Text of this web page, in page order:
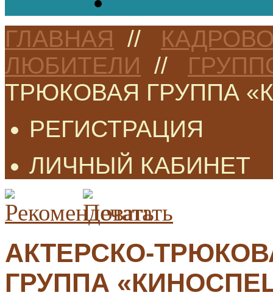
ГЛАВНАЯ //
ЛЮБИТЕЛИ //
ТРЮКОВАЯ ГРУППА
РЕГИСТРАЦИЯ
ЛИЧНЫЙ КАБИНЕТ
АКТЕРСКО-
ГРУППА